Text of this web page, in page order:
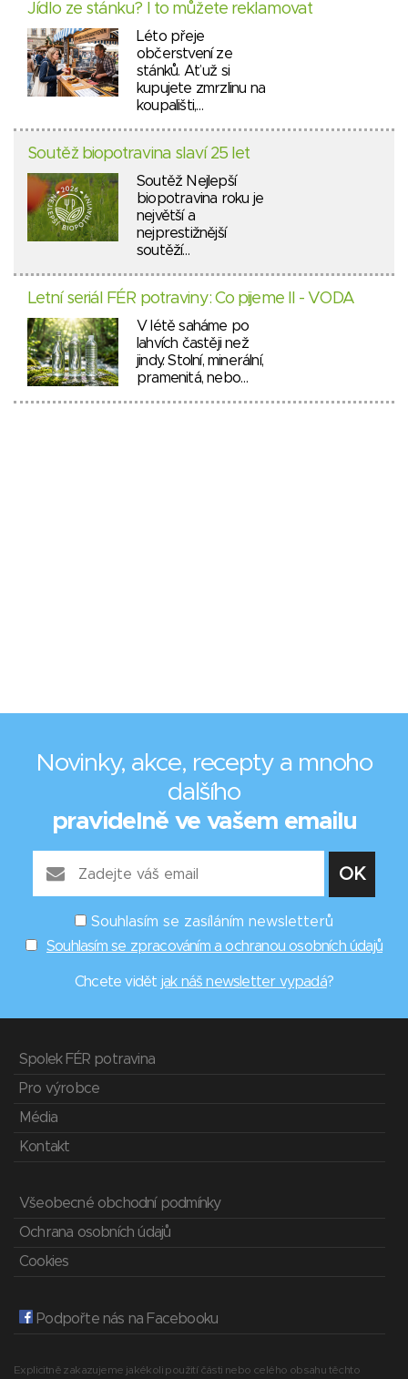
Jídlo ze stánku? I to můžete reklamovat
Léto přeje
občerstvení ze
stánků. Ať už si
kupujete zmrzlinu na
koupališti,…
Soutěž biopotravina slaví 25 let
Soutěž Nejlepší
biopotravina roku je
největší a
nejprestižnější
soutěží…
Letní seriál FÉR potraviny: Co pijeme II - VODA
V létě saháme po
lahvích častěji než
jindy. Stolní, minerální,
pramenitá, nebo…
Novinky, akce, recepty a mnoho
dalšího
pravidelně ve vašem emailu
Souhlasím se zasíláním newsletterů
Souhlasím se zpracováním a ochranou osobních údajů
Chcete vidět jak náš newsletter vypadá?
Spolek FÉR potravina
Pro výrobce
Média
Kontakt
Všeobecné obchodní podmínky
Ochrana osobních údajů
Cookies
Podpořte nás na Facebooku
Explicitně zakazujeme jakékoli použití části nebo celého obsahu těchto